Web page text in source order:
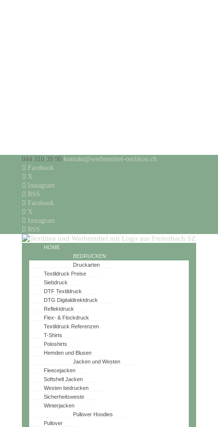
044 310 39 90 kontakt@werbemittel-oerlikon.ch
Facebook
X
Instagram
RSS
Facebook
X
Instagram
RSS
HOME
BEDRUCKEN
Druckarten
Textildruck Preise
Siebdruck
DTF Textildruck
DTG Digitaldirektdruck
Reflektdruck
Flex- & Flockdruck
Textildruck Referenzen
T-Shirts
Poloshirts
Hemden und Blusen
Jacken und Westen
Fleecejacken
Softshell Jacken
Westen bedrucken
Sicherheitsweste
Winterjacken
Pullover Hoodies
Pullover